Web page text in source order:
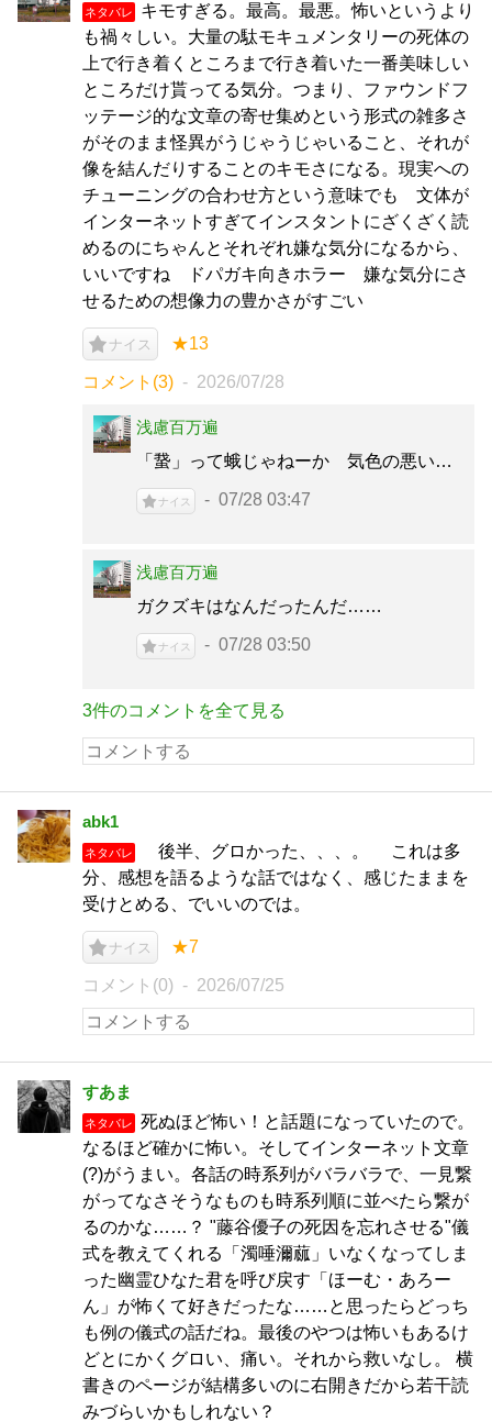
ネタバレ
キモすぎる。最高。最悪。怖いというより
も禍々しい。大量の駄モキュメンタリーの死体の
上で行き着くところまで行き着いた一番美味しい
ところだけ貰ってる気分。つまり、ファウンドフ
ッテージ的な文章の寄せ集めという形式の雑多さ
がそのまま怪異がうじゃうじゃいること、それが
像を結んだりすることのキモさになる。現実への
チューニングの合わせ方という意味でも 文体が
インターネットすぎてインスタントにざくざく読
めるのにちゃんとそれぞれ嫌な気分になるから、
いいですね ドパガキ向きホラー 嫌な気分にさ
せるための想像力の豊かさがすごい
ナイス ★13
コメント(3) 2026/07/28
浅慮百万遍
「䖸」って蛾じゃねーか 気色の悪い…
ナイス 07/28 03:47
浅慮百万遍
ガクズキはなんだったんだ……
ナイス 07/28 03:50
3件のコメントを全て見る
abk1
ネタバレ
後半、グロかった、、、。 これは多
分、感想を語るような話ではなく、感じたままを
受けとめる、でいいのでは。
ナイス ★7
コメント(0) 2026/07/25
すあま
ネタバレ
死ぬほど怖い！と話題になっていたので。
なるほど確かに怖い。そしてインターネット文章
(?)がうまい。各話の時系列がバラバラで、一見繋
がってなさそうなものも時系列順に並べたら繋が
るのかな……？ "藤谷優子の死因を忘れさせる"儀
式を教えてくれる「濁唾濔蓏」いなくなってしま
った幽霊ひなた君を呼び戻す「ほーむ・あろー
ん」が怖くて好きだったな……と思ったらどっち
も例の儀式の話だね。最後のやつは怖いもあるけ
どとにかくグロい、痛い。それから救いなし。 横
書きのページが結構多いのに右開きだから若干読
みづらいかもしれない？